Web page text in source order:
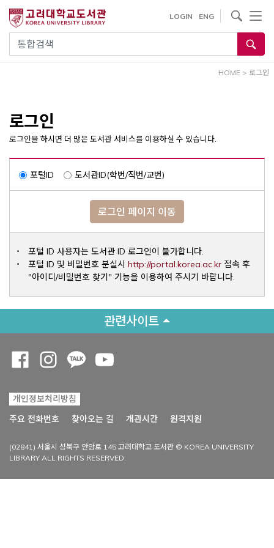
건
통합검색
LOGIN ENG
사이트내 검색
HOME > 로그인
로그인
로그인을 하시면 더 많은 도서관 서비스를 이용하실 수 있습니다.
포털ID 도서관ID(학번/직번/교번)
로그인 페이지 이동
포털 ID 사용자는 도서관 ID 로그인이 불가합니다.
포털 ID 및 비밀번호 분실시 http://portal.korea.ac.krOpens a
접속 후
"아이디/비밀번호 찾기" 기능을 이용하여 주시기 바랍니다.
관련사이트
개인정보처리방침
주요 전화번호
찾아오는 길 개관시간 원격지원
(02841) 서울시 성북구 안암로 145 고려대학교 도서관 © KOREA UNIVERSITY
LIBRARY ALL RIGHTS RESERVED.
Opens a new window
Opens a new window
Opens a new window